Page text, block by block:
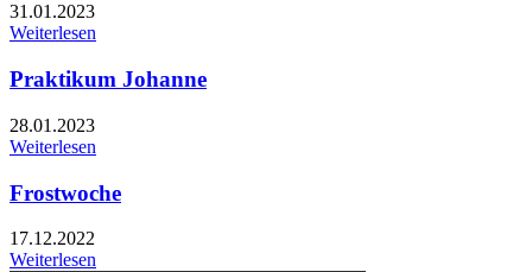
31.01.2023
Weiterlesen
Praktikum Johanne
28.01.2023
Weiterlesen
Frostwoche
17.12.2022
Weiterlesen